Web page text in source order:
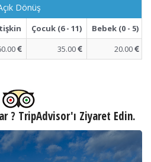
Dönüş
Çocuk (6 - 11)
Bebek (0 - 5)
35.00 20.00
? TripAdvisor'ı Ziyaret Edin.